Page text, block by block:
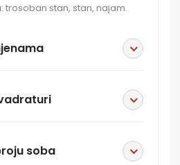
trosoban stan, stan, najam.
soba